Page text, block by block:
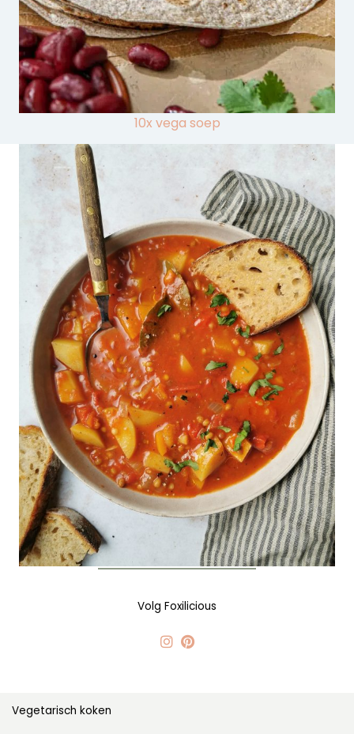
10x vega soep
Volg Foxilicious
Vegetarisch koken